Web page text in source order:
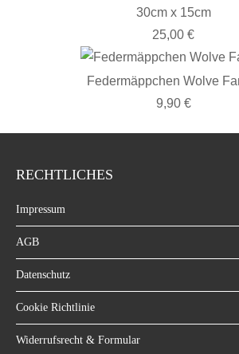
30cm x 15cm
25,00 €
Federmäppchen Wolve
9,90 €
RECHTLICHES
Impressum
AGB
Datenschutz
Cookie Richtlinie
Widerrufsrecht & Formular